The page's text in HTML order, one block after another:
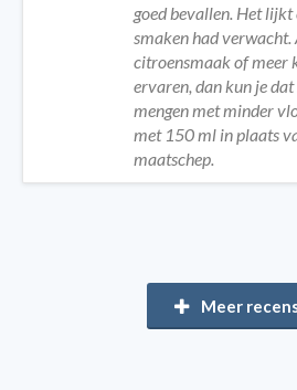
goed bevallen. Het
smaken had verwacht.
citroensmaak of meer
ervaren, dan kun je
mengen met minder
met 150 ml in plaats
maatschep.
Meer